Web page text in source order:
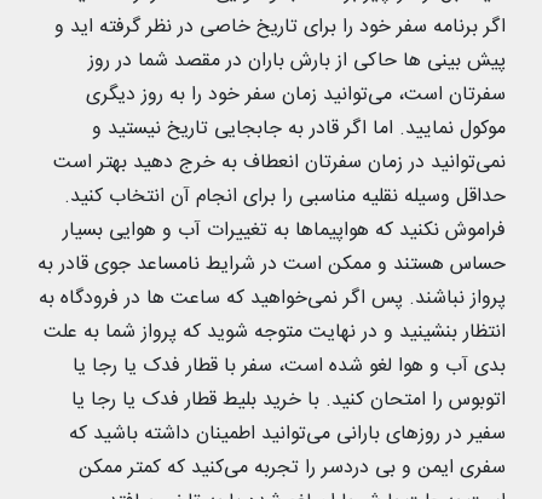
اگر برنامه سفر خود را برای تاریخ خاصی در نظر گرفته اید و
پیش بینی ها حاکی از بارش باران در مقصد شما در روز
سفرتان است، می‌توانید زمان سفر خود را به روز دیگری
موکول نمایید. اما اگر قادر به جابجایی تاریخ نیستید و
نمی‌توانید در زمان سفرتان انعطاف به خرج دهید بهتر است
حداقل وسیله نقلیه مناسبی را برای انجام آن انتخاب کنید.
فراموش نکنید که هواپیماها به تغییرات آب و هوایی بسیار
حساس هستند و ممکن است در شرایط نامساعد جوی قادر به
پرواز نباشند. پس اگر نمی‌خواهید که ساعت ها در فرودگاه به
انتظار بنشینید و در نهایت متوجه شوید که پرواز شما به علت
بدی آب و هوا لغو شده است، سفر با قطار فدک یا رجا یا
اتوبوس را امتحان کنید. با خرید بلیط قطار فدک یا رجا یا
سفیر در روزهای بارانی می‌توانید اطمینان داشته باشید که
سفری ایمن و بی دردسر را تجربه می‌‍‌کنید که کمتر ممکن